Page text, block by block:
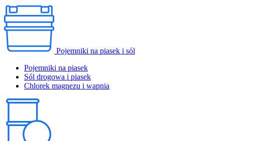
Pojemniki na piasek i sól
Pojemniki na piasek
Sól drogowa i piasek
Chlorek magnezu i wapnia